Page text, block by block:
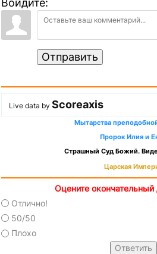
Отправить
Live data by Scoreaxis
Мытарства
Пророк Илия и
Страшный Суд Божий.
Царская
Оцените окончательный
Отлично!
50/50
Плохо